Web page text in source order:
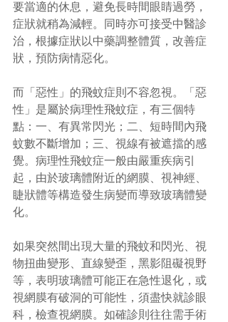
要當適的休息，避免長時間眼睛過勞，
症狀就稍為減輕。同時亦可接受中醫診
治，根據症狀以中藥調整體質，改善症
狀，預防病情惡化。
而「惡性」的飛蚊症則不容忽視。「惡
性」是屬於病理性飛蚊症，有三個特
點：一、有異常閃光；二、短時間內飛
蚊數不斷增加；三、視線有被遮擋的感
覺。病理性飛蚊症一般由嚴重疾病引
起，由於玻璃體附近的網膜、視神經、
睫狀體等構造發生病變而導致玻璃體變
化。
如果突然間出現大量的飛蚊和閃光、視
物扭曲變形、直線變歪，黑影阻礙視野
等，表明玻璃體可能正在急性退化，或
視網膜有破洞的可能性，須盡快就診眼
科，檢查視網膜。如確診則往往需手術